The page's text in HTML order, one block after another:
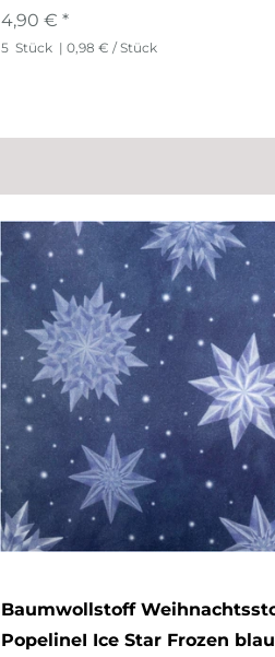
4,90 € *
5 Stück | 0,98 € / Stück
Baumwollstoff
PopelineI Ice Star Frozen blau